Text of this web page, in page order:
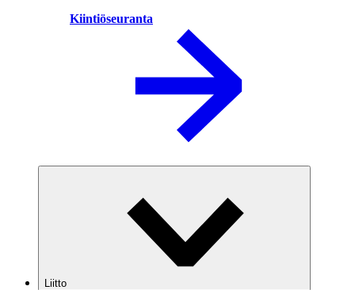
Kiintiöseuranta
Liitto